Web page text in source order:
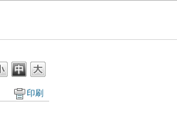
印刷